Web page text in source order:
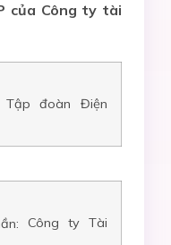
của Công ty tài
Tập đoàn Điện
Công ty Tài